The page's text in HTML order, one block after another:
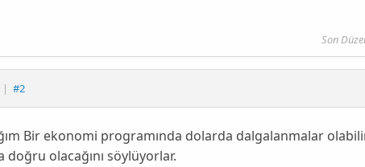
Son
| #2
Bir ekonomi programında dolarda dalgalanmalar
doğru olacağını söylüyorlar.